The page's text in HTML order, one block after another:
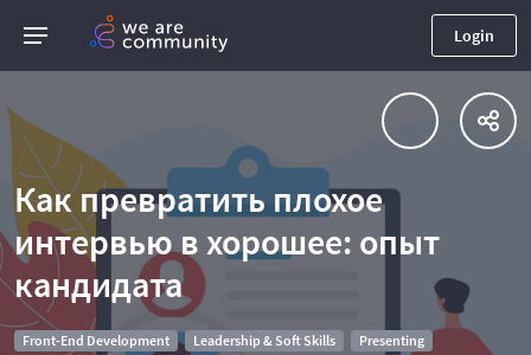
Login
Как превратить плохое
интервью в хорошее: опыт
кандидата
Front-End Development Leadership & Soft Skills Presenting